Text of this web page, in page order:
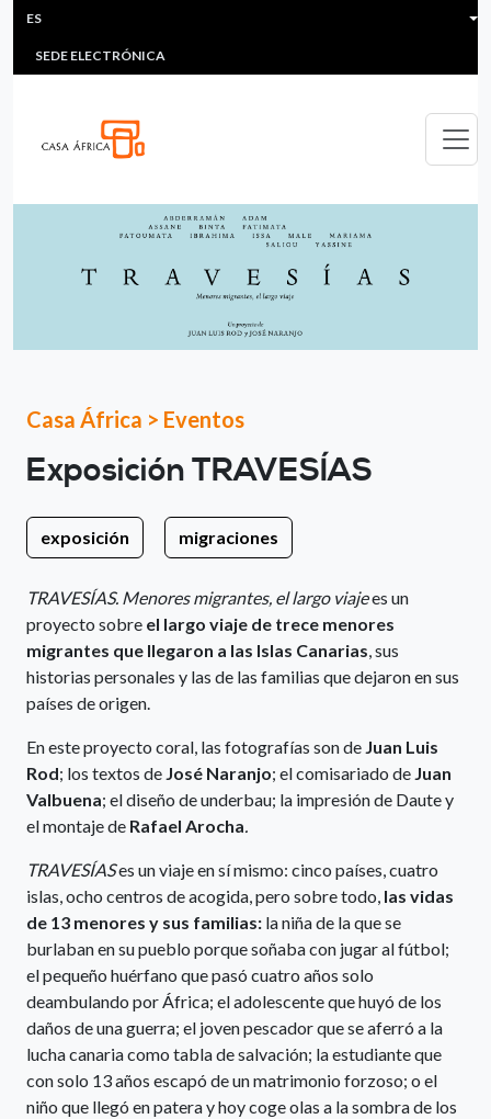
Pasar al contenido principal
HEADER MENU
MULTIMEDIA
SEDE ELECTRÓNICA
ES
Casa África > Eventos
Exposición TRAVESÍAS
exposición migraciones
TRAVESÍAS. Menores migrantes, el largo viajees un
proyecto sobre el largo viaje de trece menores
migrantes que llegaron a las Islas Canarias, sus
historias personales y las de las familias que dejaron en sus
países de origen.
En este proyecto coral, las fotografías son de Juan Luis
Rod; los textos de José Naranjo; el comisariado de Juan
Valbuena; el diseño de underbau; la impresión de Daute y
el montaje de Rafael Arocha.
TRAVESÍASes un viaje en sí mismo: cinco países, cuatro
islas, ocho centros de acogida, pero sobre todo, las vidas
de 13 menores y sus familias: la niña de la que se
burlaban en su pueblo porque soñaba con jugar al fútbol;
el pequeño huérfano que pasó cuatro años solo
deambulando por África; el adolescente que huyó de los
daños de una guerra; el joven pescador que se aferró a la
lucha canaria como tabla de salvación; la estudiante que
con solo 13 años escapó de un matrimonio forzoso; o el
niño que llegó en patera y hoy coge olas a la sombra de los